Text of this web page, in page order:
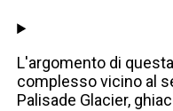
L'argomento di
complesso vicino al
Palisade Glacier,